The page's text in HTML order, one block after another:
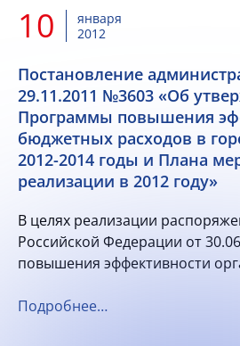
10
января
2012
Постановление
29.11.2011 №3603 «Об
Программы повышения
бюджетных расходов в
2012-2014 годы и Плана
реализации в 2012 году»
В целях реализации
Российской Федерации от
повышения эффективности
Подробнее…